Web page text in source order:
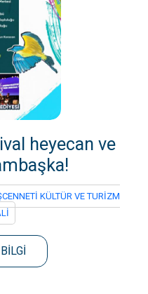
heyecan ve
KÜLTÜR VE TURİZM